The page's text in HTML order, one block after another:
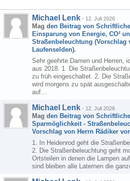
Michael Lenk - 12. Juli 2026
Mag den Beitrag von
Einsparung von Energie, CO²
Straßenbeleuchtung (Vorschlag
Laufenselden).
Sehr geehrte Damen und Herren,
aus 2018. 1. Die
zu früh eingeschaltet. 2. Die
wird morgens zu spät
auf…
Michael Lenk - 12. Juli 2026
Mag den Beitrag von
Sparmöglichkeit -
Vorschlag von Herrn Rädiker
1. In Heidenrod geht die
2. Die Straßenbeleuchtung geht
Ortsteilen in denen die Lampen
sind bleiben alle Laternen die